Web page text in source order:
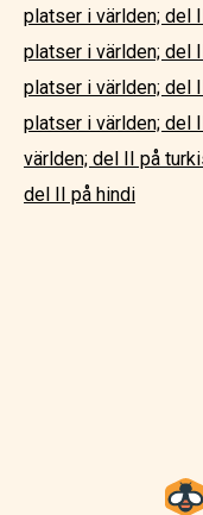
platser i världen; del
platser i världen; del
platser i världen; del
platser i världen; del
världen; del II på
del II på hindi